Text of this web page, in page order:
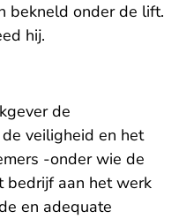
bekneld onder de lift.
hij.
de
veiligheid en het
-onder wie de
bedrijf aan het werk
en adequate